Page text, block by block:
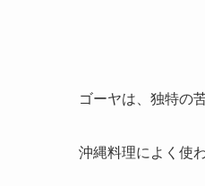
ゴーヤは、独特の
沖縄料理によく使